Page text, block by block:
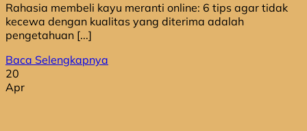
Rahasia membeli kayu meranti online: 6 tips agar tidak
kecewa dengan kualitas yang diterima adalah
pengetahuan [...]
Baca Selengkapnya
20
Apr